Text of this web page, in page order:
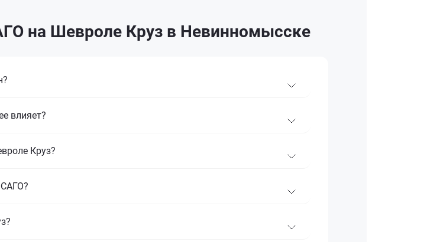
на Шевроле Круз в Невинномысске
влияет?
Круз?